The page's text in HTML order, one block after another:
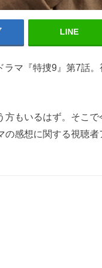
LINE
マ『特捜9』第7話
もいるはず。そこ
の感想に関する視聴